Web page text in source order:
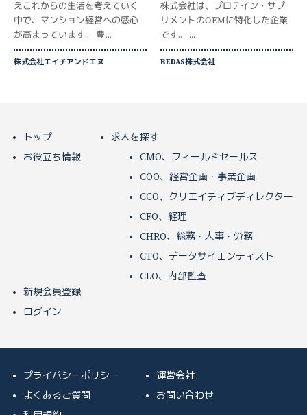
えこれからの生活を考えていく
中で、マンション経営への感心
が高まっています。 豊...
株式会社エイチアンドエヌ
株式会社は、プロテイン・サプ
リメントのOEMに特化した企業
です。 ...
REDAS株式会社
プライバシーポリシー
よくあるご質問
運営会社
お問い合わせ
トップ
お役立ち情報
求人を探す
CMO、フィールドセールス
COO、経営企画・事業企画
CCO、クリエイティブディレクター
CFO、経理
CHRO、総務・人事・労務
CTO、データサイエンティスト
CLO、内部監査
新規会員登録
ログイン